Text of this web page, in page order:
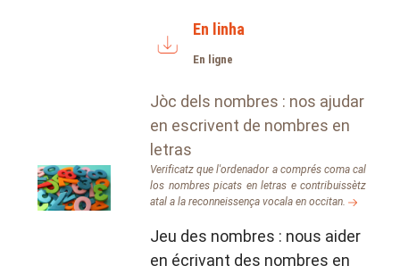
En linha
En ligne
Jòc dels nombres : nos ajudar
en escrivent de nombres en
letras
Verificatz que l'ordenador a comprés coma cal
los nombres picats en letras e contribuissètz
atal a la reconneissença vocala en occitan.
Jeu des nombres : nous aider
en écrivant des nombres en